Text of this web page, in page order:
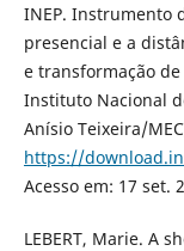
INEP. Instrumento
presencial e a
e transformação
Instituto Nacional
Anísio Teixeira/
https://
Acesso em: 17 set.
LEBERT, Marie. A